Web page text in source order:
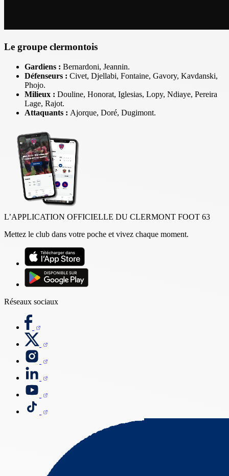
Le groupe clermontois
Gardiens : Bernardoni, Jeannin.
Défenseurs : Civet, Djellabi, Fontaine, Gavory, Kavdanski,
Phojo.
Milieux : Douline, Honorat, Iglesias, Lopy, Ndiaye, Pereira
Lage, Rajot.
Attaquants : Ajorque, Doré, Dugimont.
L’APPLICATION OFFICIELLE DU CLERMONT FOOT 63
Mettez le club dans votre poche et vivez chaque moment.
Réseaux sociaux